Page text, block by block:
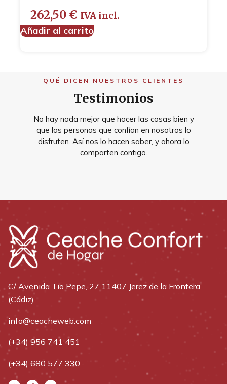
262,50 € IVA incl.
Añadir al carrito
QUÉ DICEN NUESTROS CLIENTES
Testimonios
No hay nada mejor que hacer las cosas bien y
que las personas que confían en nosotros lo
disfruten. Así nos lo hacen saber, y ahora lo
comparten contigo.
C/ Avenida Tio Pepe, 27 11407 Jerez de la Frontera
(Cádiz)
info@ceacheweb.com
(+34) 956 741 451
(+34) 680 577 330